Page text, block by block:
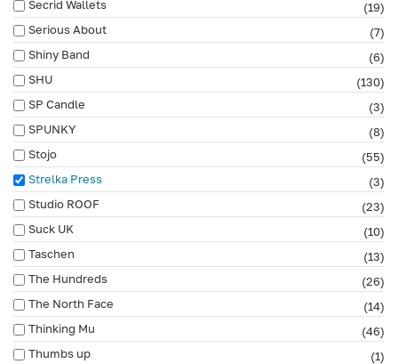
Secrid Wallets
(19)
Serious About
(7)
Shiny Band
(6)
SHU
(130)
SP Candle
(3)
SPUNKY
(8)
Stojo
(55)
Strelka Press
(3)
Studio ROOF
(23)
Suck UK
(10)
Taschen
(13)
The Hundreds
(26)
The North Face
(14)
Thinking Mu
(46)
Thumbs up
(1)